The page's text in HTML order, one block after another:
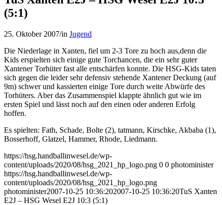
(5:1)
25. Oktober 2007/in Jugend
Die Niederlage in Xanten, fiel um 2-3 Tore zu hoch aus,denn die
Kids erspielten sich einige gute Torchancen, die ein sehr guter
Xantener Torhüter fast alle entschärfen konnte. Die HSG-Kids taten
sich gegen die leider sehr defensiv stehende Xantener Deckung (auf
9m) schwer und kassierten einige Tore durch weite Abwürfe des
Torhüters. Aber das Zusammenspiel klappte ähnlich gut wie im
ersten Spiel und lässt noch auf den einen oder anderen Erfolg
hoffen.
Es spielten: Fath, Schade, Bolte (2), tatmann, Kirschke, Akbaba (1),
Bosserhoff, Glatzel, Hammer, Rhode, Liedmann.
https://hsg.handballinwesel.de/wp-
content/uploads/2020/08/hsg_2021_hp_logo.png 0 0 photominister
https://hsg.handballinwesel.de/wp-
content/uploads/2020/08/hsg_2021_hp_logo.png
photominister2007-10-25 10:36:202007-10-25 10:36:20TuS Xanten
E2J – HSG Wesel E2J 10:3 (5:1)